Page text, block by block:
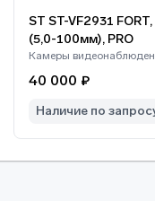
ST ST-VF2931 FORT,
(5,0-100мм), PRO
40 000 ₽
Наличие по